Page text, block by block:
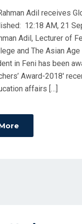
Adil receives
12:18 AM, 21
Adil, Lecturer of
and The Asian
in Feni has been
Award-2018′
affairs […]